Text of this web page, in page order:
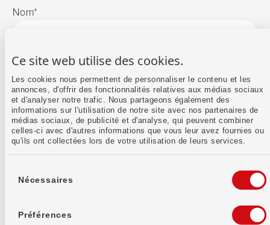
Ce site web utilise des cookies.
Les cookies nous permettent de personnaliser le contenu et les
annonces, d'offrir des fonctionnalités relatives aux médias sociaux
et d'analyser notre trafic. Nous partageons également des
informations sur l'utilisation de notre site avec nos partenaires de
médias sociaux, de publicité et d'analyse, qui peuvent combiner
celles-ci avec d'autres informations que vous leur avez fournies ou
qu'ils ont collectées lors de votre utilisation de leurs services.
Nécessaires
Préférences
Nom*
E‑mail*
Téléphone *
relatives à la